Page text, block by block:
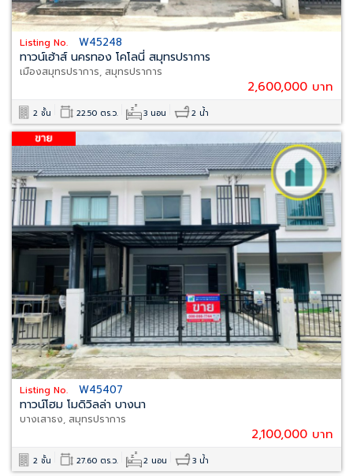
Listing No. W45248
ทาวน์เฮ้าส์ นครทอง โคโลนี่ สมุทรปราการ
เมืองสมุทรปราการ, สมุทรปราการ
2,600,000 บาท
2 ชั้น 22.50 ตร.ว. 3 นอน 2 น้ำ
Listing No. W45407
ทาวน์โฮม โมดิวิลล่า บางนา
บางเสาธง, สมุทรปราการ
2,100,000 บาท
2 ชั้น 27.60 ตร.ว. 2 นอน 3 น้ำ